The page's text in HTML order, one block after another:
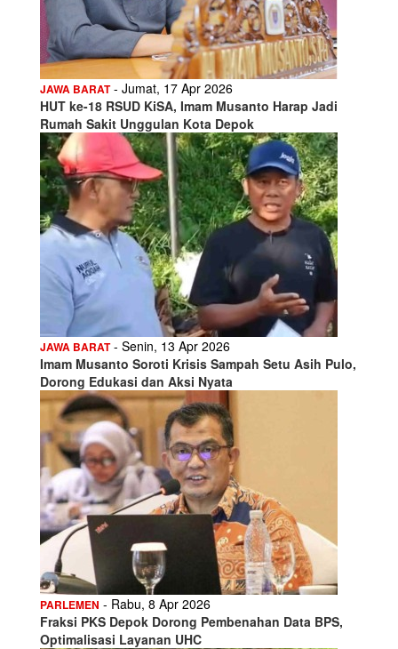
JAWA BARAT- Jumat, 17 Apr 2026
HUT ke-18 RSUD KiSA, Imam Musanto Harap Jadi
Rumah Sakit Unggulan Kota Depok
JAWA BARAT- Senin, 13 Apr 2026
Imam Musanto Soroti Krisis Sampah Setu Asih Pulo,
Dorong Edukasi dan Aksi Nyata
PARLEMEN - Rabu, 8 Apr 2026
Fraksi PKS Depok Dorong Pembenahan Data BPS,
Optimalisasi Layanan UHC